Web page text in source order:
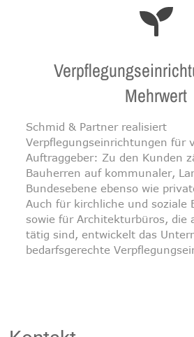
Mehrwert
Schmid & Partner realisiert
Verpflegungseinrichtungen für
Auftraggeber: Zu den Kunden
Bauherren auf kommunaler,
Bundesebene ebenso wie
Auch für kirchliche und soziale
sowie für Architekturbüros, die
tätig sind, entwickelt das
bedarfsgerechte